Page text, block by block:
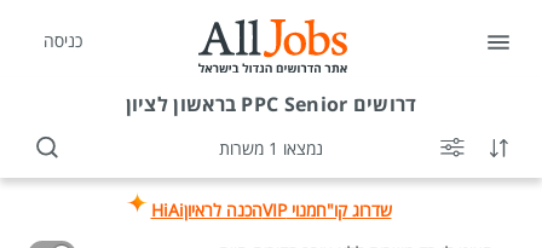
כניסה
דרושים PPC Senior בראשון לציון
נמצאו 1 משרות
שדרוג קו"חמנוי VIP הכנה לראיוןHiAi